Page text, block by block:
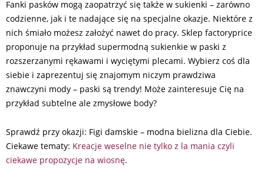
Fanki pasków mogą zaopatrzyć się także w sukienki – zarówno
codzienne, jak i te nadające się na specjalne okazje. Niektóre z
nich śmiało możesz założyć nawet do pracy. Sklep factoryprice
proponuje na przykład supermodną sukienkie w paski z
rozszerzanymi rękawami i wyciętymi plecami. Wybierz coś dla
siebie i zaprezentuj się znajomym niczym prawdziwa
znawczyni mody – paski są trendy! Może zainteresuje Cię na
przykład subtelne ale zmysłowe body?
Sprawdź przy okazji: Figi damskie – modna bielizna dla Ciebie.
Ciekawe tematy: Kreacje weselne nie tylko z la mania czyli
ciekawe propozycje na wiosnę.